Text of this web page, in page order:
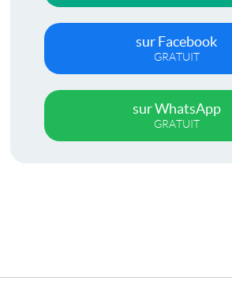
sur Facebook
GRATUIT
sur WhatsApp
GRATUIT